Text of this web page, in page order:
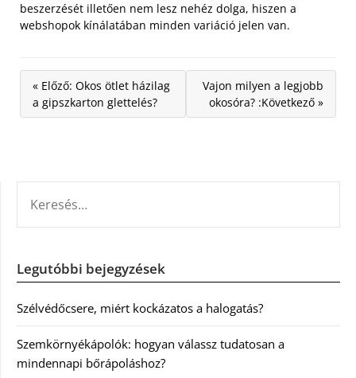
beszerzését illetően nem lesz nehéz dolga, hiszen a
webshopok kínálatában minden variáció jelen van.
« Előző: Okos ötlet házilag
a gipszkarton glettelés?
Vajon milyen a legjobb
okosóra? :Következő »
Legutóbbi bejegyzések
Szélvédőcsere, miért kockázatos a halogatás?
Szemkörnyékápolók: hogyan válassz tudatosan a
mindennapi bőrápoláshoz?